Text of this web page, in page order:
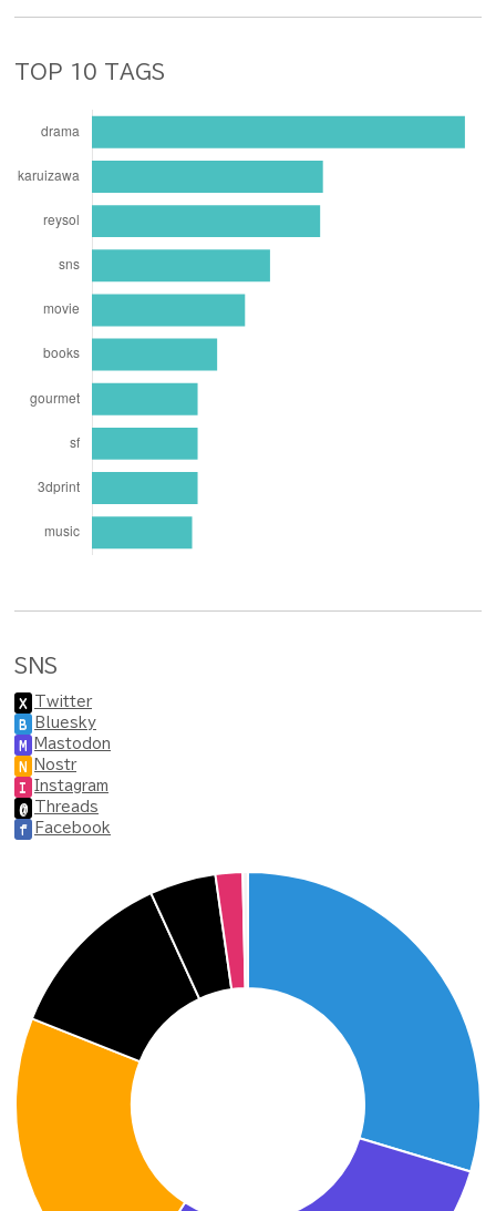
TOP 10 TAGS
SNS
X Twitter
B Bluesky
M Mastodon
N Nostr
I Instagram
@ Threads
f Facebook